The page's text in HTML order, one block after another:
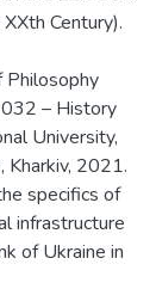
Century).
Philosophy
– History
University,
Kharkiv, 2021.
specifics of
infrastructure
of Ukraine in